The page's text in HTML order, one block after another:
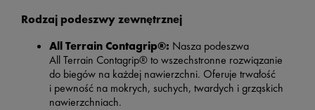
Rodzaj podeszwy zewnętrznej
All Terrain Contagrip®: Nasza podeszwa
All Terrain Contagrip® to wszechstronne rozwiązanie
do biegów na każdej nawierzchni. Oferuje trwałość
i pewność na mokrych, suchych, twardych i grząskich
nawierzchniach.